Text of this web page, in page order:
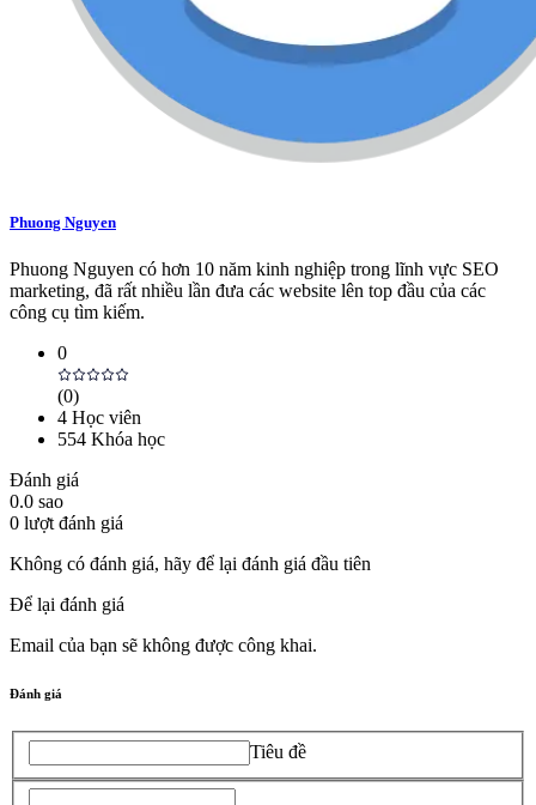
Phuong Nguyen
Phuong Nguyen có hơn 10 năm kinh nghiệp trong lĩnh vực SEO
marketing, đã rất nhiều lần đưa các website lên top đầu của các
công cụ tìm kiếm.
0
(0)
4 Học viên
554 Khóa học
Đánh giá
0.0 sao
0 lượt đánh giá
Không có đánh giá, hãy để lại đánh giá đầu tiên
Để lại đánh giá
Email của bạn sẽ không được công khai.
Đánh giá
Tiêu đề